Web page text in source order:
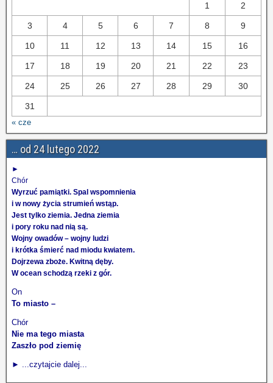
1 2
3 4 5 6 7 8 9
10 11 12 13 14 15 16
17 18 19 20 21 22 23
24 25 26 27 28 29 30
31
« cze
… od 24 lutego 2022
►
Chór
Wyrzuć pamiątki. Spal wspomnienia
i w nowy życia strumień wstąp.
Jest tylko ziemia. Jedna ziemia
i pory roku nad nią są.
Wojny owadów – wojny ludzi
i krótka śmierć nad miodu kwiatem.
Dojrzewa zboże. Kwitną dęby.
W ocean schodzą rzeki z gór.
On
To miasto –
Chór
Nie ma tego miasta
Zaszło pod ziemię
► ...czytajcie dalej...